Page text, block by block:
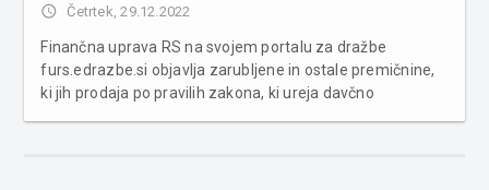
access_time Četrtek, 29.12.2022
Finančna uprava RS na svojem portalu za dražbe
furs.edrazbe.si objavlja zarubljene in ostale premičnine,
ki jih prodaja po pravilih zakona, ki ureja davčno